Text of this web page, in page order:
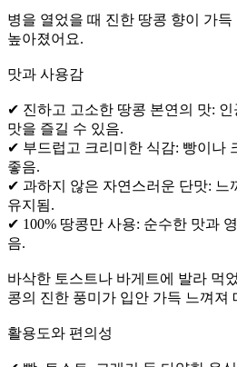
병을 열었을 때 진한 땅콩 향이 가득
높아졌어요.
맛과 사용감
✔ 진하고 고소한 땅콩 본연의 맛:
맛을 즐길 수 있음.
✔ 부드럽고 크리미한 식감: 빵이나
좋음.
✔ 과하지 않은 자연스러운 단맛: 느
유지됨.
✔ 100% 땅콩만 사용: 순수한 맛과
음.
바삭한 토스트나 바게트에 발라 먹
콩의 진한 풍미가 입안 가득 느껴져
활용도와 편의성